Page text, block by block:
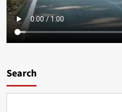
Search